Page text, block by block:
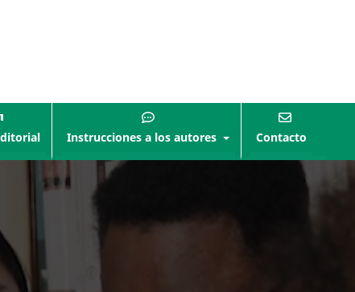
Instrucciones a los autores Contacto